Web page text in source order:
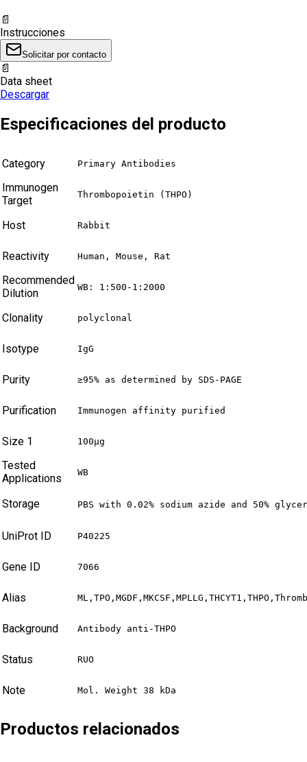
📄
Instrucciones
Solicitar por contacto
📄
Data sheet
Descargar
Especificaciones del producto
Category Primary Antibodies
Immunogen
Target
Thrombopoietin (THPO)
Host Rabbit
Reactivity Human, Mouse, Rat
Recommended
Dilution
WB: 1:500-1:2000
Clonality polyclonal
Isotype IgG
Purity ≥95% as determined by SDS-PAGE
Purification Immunogen affinity purified
Size 1 100µg
Tested
Applications
WB
Storage PBS with 0.02% sodium azide and 50%
UniProt ID P40225
Gene ID 7066
Alias
Background Antibody anti-THPO
Status RUO
Note Mol. Weight 38 kDa
Productos relacionados